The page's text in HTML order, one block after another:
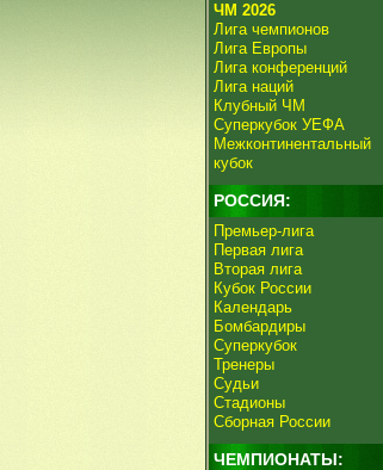
ЧМ 2026
Лига чемпионов
Лига Европы
Лига конференций
Лига наций
Клубный ЧМ
Суперкубок УЕФА
Межконтинентальный
кубок
РОССИЯ:
Премьер-лига
Первая лига
Вторая лига
Кубок России
Календарь
Бомбардиры
Суперкубок
Тренеры
Судьи
Стадионы
Сборная России
ЧЕМПИОНАТЫ: